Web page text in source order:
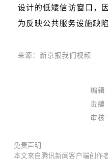
设计的低矮信访窗口，
为反映公共服务设施缺
来源：新京报我们视频
编辑
责
审
免责声明
本文来自腾讯新闻客户端创作